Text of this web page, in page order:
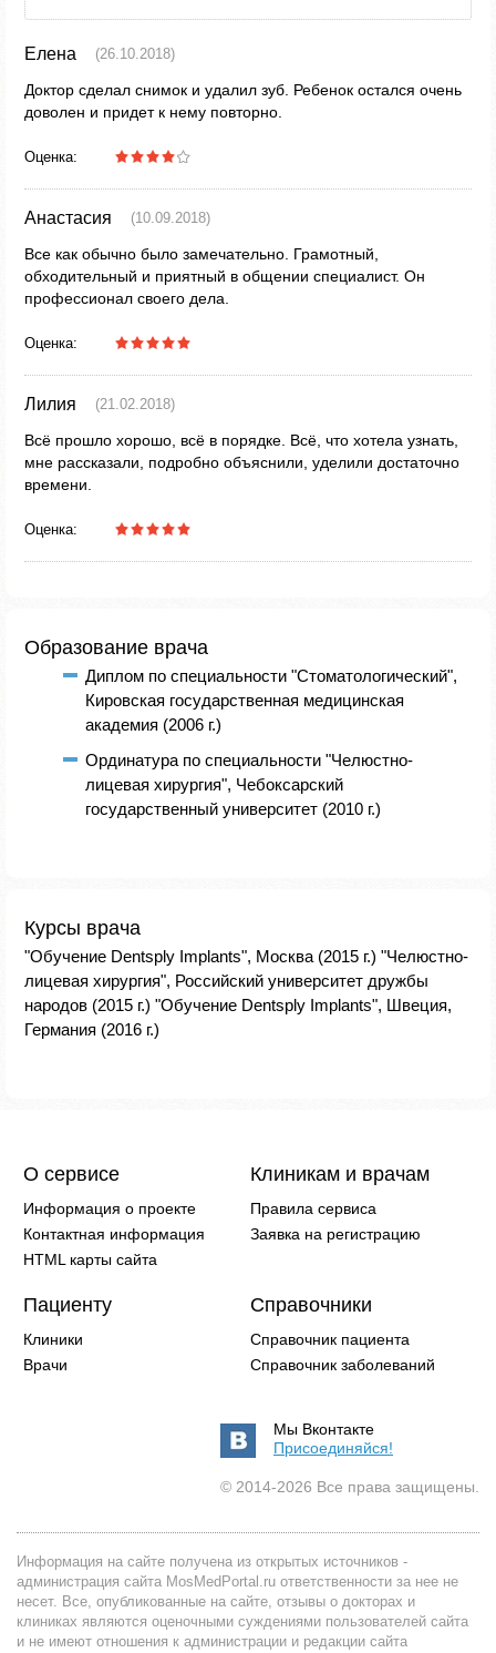
Елена (26.10.2018)
Доктор сделал снимок и удалил зуб. Ребенок остался очень
доволен и придет к нему повторно.
Оценка:
Анастасия (10.09.2018)
Все как обычно было замечательно. Грамотный,
обходительный и приятный в общении специалист. Он
профессионал своего дела.
Оценка:
Лилия (21.02.2018)
Всё прошло хорошо, всё в порядке. Всё, что хотела узнать,
мне рассказали, подробно объяснили, уделили достаточно
времени.
Оценка:
Образование врача
Диплом по специальности "Стоматологический",
Кировская государственная медицинская
академия (2006 г.)
Ординатура по специальности "Челюстно-
лицевая хирургия", Чебоксарский
государственный университет (2010 г.)
Курсы врача
"Обучение Dentsply Implants", Москва (2015 г.) "Челюстно-
лицевая хирургия", Российский университет дружбы
народов (2015 г.) "Обучение Dentsply Implants", Швеция,
Германия (2016 г.)
О сервисе
Информация о проекте
Контактная информация
HTML карты сайта
Клиникам и врачам
Правила сервиса
Заявка на регистрацию
Пациенту
Клиники
Врачи
Справочники
Справочник пациента
Справочник заболеваний
Мы Вконтакте
Присоединяйся!
© 2014-2026 Все права защищены.
Информация на сайте получена из открытых источников -
администрация сайта MosMedPortal.ru ответственности за нее не
несет. Все, опубликованные на сайте, отзывы о докторах и
клиниках являются оценочными суждениями пользователей сайта
и не имеют отношения к администрации и редакции сайта